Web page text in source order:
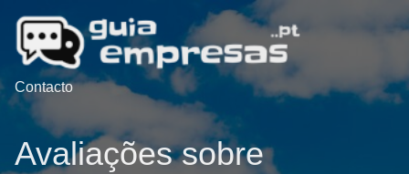
Contacto
Avaliações sobre